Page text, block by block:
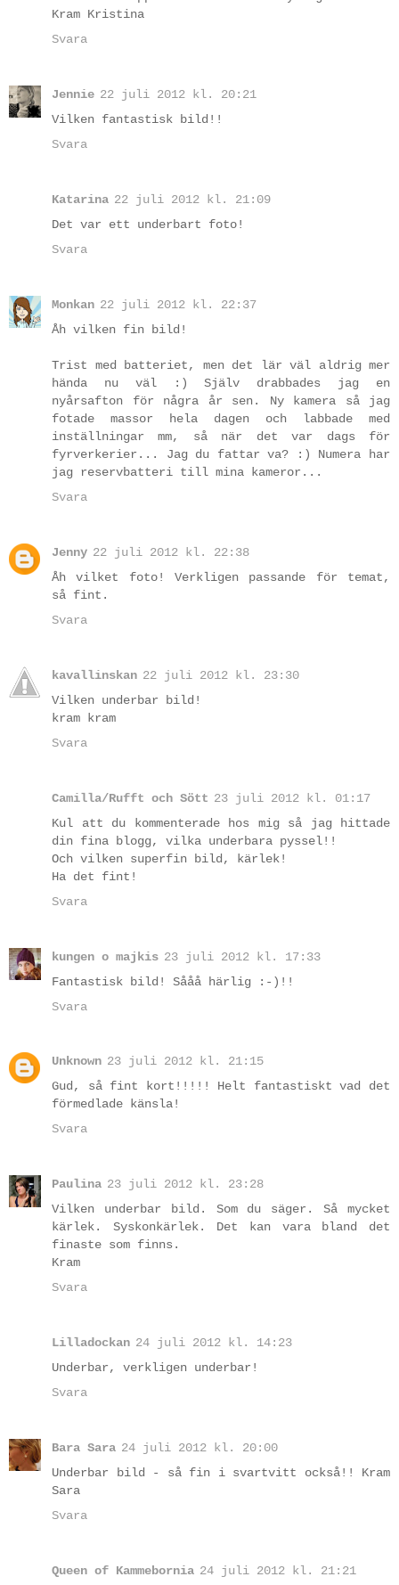
Kram Kristina
Svara
Jennie 22 juli 2012 kl. 20:21
Vilken fantastisk bild!!
Svara
Katarina 22 juli 2012 kl. 21:09
Det var ett underbart foto!
Svara
Monkan 22 juli 2012 kl. 22:37
Åh vilken fin bild!
Trist med batteriet, men det lär väl aldrig mer
hända nu väl :) Själv drabbades jag en
nyårsafton för några år sen. Ny kamera så jag
fotade massor hela dagen och labbade med
inställningar mm, så när det var dags för
fyrverkerier... Jag du fattar va? :) Numera har
jag reservbatteri till mina kameror...
Svara
Jenny 22 juli 2012 kl. 22:38
Åh vilket foto! Verkligen passande för temat,
så fint.
Svara
kavallinskan 22 juli 2012 kl. 23:30
Vilken underbar bild!
kram kram
Svara
Camilla/Rufft och Sött 23 juli 2012 kl. 01:17
Kul att du kommenterade hos mig så jag hittade
din fina blogg, vilka underbara pyssel!!
Och vilken superfin bild, kärlek!
Ha det fint!
Svara
kungen o majkis 23 juli 2012 kl. 17:33
Fantastisk bild! Sååå härlig :-)!!
Svara
Unknown 23 juli 2012 kl. 21:15
Gud, så fint kort!!!!! Helt fantastiskt vad det
förmedlade känsla!
Svara
Paulina 23 juli 2012 kl. 23:28
Vilken underbar bild. Som du säger. Så mycket
kärlek. Syskonkärlek. Det kan vara bland det
finaste som finns.
Kram
Svara
Lilladockan 24 juli 2012 kl. 14:23
Underbar, verkligen underbar!
Svara
Bara Sara 24 juli 2012 kl. 20:00
Underbar bild - så fin i svartvitt också!! Kram
Sara
Svara
Queen of Kammebornia 24 juli 2012 kl. 21:21